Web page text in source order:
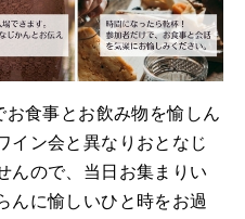
食事とお飲み物を愉しん
イン会と異なりおとなじ
んので、当日お集まりい
んに愉しいひと時をお過